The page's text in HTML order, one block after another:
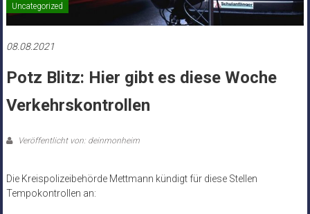
Uncategorized
08.08.2021
Potz Blitz: Hier gibt es diese Woche
Verkehrskontrollen
Veröffentlicht von: deinmonheim
Die Kreispolizeibehörde Mettmann kündigt für diese Stellen
Tempokontrollen an: